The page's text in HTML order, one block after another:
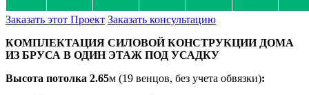
Заказать этот Проект Заказать консультацию
КОМПЛЕКТАЦИЯ СИЛОВОЙ КОНСТРУКЦИИ ДОМА
ИЗ БРУСА В ОДИН ЭТАЖ ПОД УСАДКУ
Высота потолка 2.65м (19 венцов, без учета обвязки):